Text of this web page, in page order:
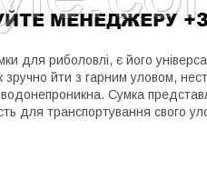
для риболовлі, є його
зручно йти з гарним уловом,
Сумка
для транспортування свого